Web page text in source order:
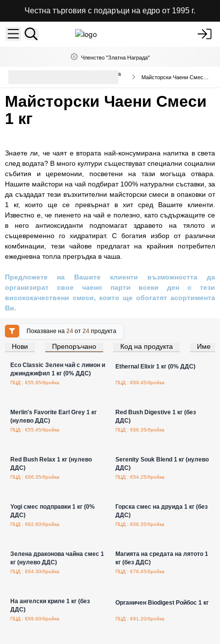
Честна търговия с подаръци на едро от 1995 г.
Членство "Златна Награда"
Висококачествени чаени смеси на
Майсторски Чаени Смеси
1 кг
Знаете ли, че чаят е втората най-консумирана напитка в света
след водата? В много култури съществуват специални социални
събития и церемонии, посветени на тази могъща отвара.
Нашите майстори на чай подбират 100% натурални съставки, за
да създадат тези възхитителни майсторски смеси в опаковки от
1 кг, които ще се превърнат в хит сред Вашите клиенти.
Известно е, че пиенето на чай е полезно, като съдържащите се
в него антиоксиданти подпомагат здравето на тялото и
същевременно го хидратират. С богатия избор от различни
комбинации, тези чайове предлагат на крайния потребител
ежедневна топла прегръдка в чаша.
Предложете на Вашите клиенти възможността да
организират свое чаено парти всеки ден с тези
висококачествени смеси, които ще обогатят асортимента
Ви.
Показване на24 от24 продукта
Нови Препоръчано Код на продукта Име
Влезте за цени на едро
Eco Classic Зелен чай с лимон и
джинджифил 1 кг (0% ДДС)
ПЦД : €55.95/бройка
Влезте за цени на едро
Ethernal Elixir 1 кг (0% ДДС)
ПЦД : €89.45/бройка
Merlin's Favorite Earl Grey 1 кг
(нулево ДДС)
ПЦД : €55.45/бройка
Red Bush Digestive 1 кг (без
ДДС)
ПЦД : €66.35/бройка
Red Bush Relax 1 кг (нулево
ДДС)
ПЦД : €66.35/бройка
Serenity Souk Blend 1 кг (нулево
ДДС)
ПЦД : €54.25/бройка
Yogi смес подправки 1 кг (0%
ДДС)
ПЦД : €62.60/бройка
Горска смес на друида 1 кг (без
ДДС)
ПЦД : €66.35/бройка
Зелена драконова чайна смес 1
кг (нулево ДДС)
ПЦД : €64.30/бройка
Магията на средата на лятото 1
кг (без ДДС)
ПЦД : €76.45/бройка
На ангелски криле 1 кг (без
ДДС)
ПЦД : €69.60/бройка
Органичен Biodigest Ройбос 1 кг
ПЦД : €91.20/бройка